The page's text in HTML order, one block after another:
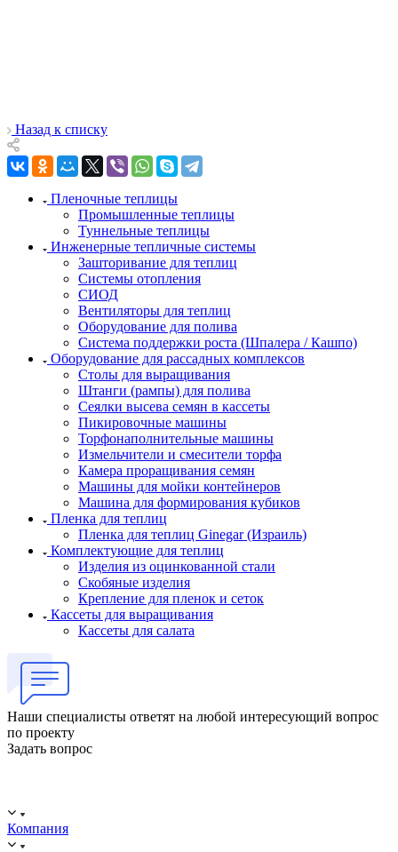
Назад к списку
Пленочные теплицы
Промышленные теплицы
Туннельные теплицы
Инженерные тепличные системы
Зашторивание для теплиц
Системы отопления
СИОД
Вентиляторы для теплиц
Оборудование для полива
Система поддержки роста (Шпалера / Кашпо)
Оборудование для рассадных комплексов
Столы для выращивания
Штанги (рампы) для полива
Сеялки высева семян в кассеты
Пикировочные машины
Торфонаполнительные машины
Измельчители и смесители торфа
Камера проращивания семян
Машины для мойки контейнеров
Машина для формирования кубиков
Пленка для теплиц
Пленка для теплиц Ginegar (Израиль)
Комплектующие для теплиц
Изделия из оцинкованной стали
Скобяные изделия
Крепление для пленок и сеток
Кассеты для выращивания
Кассеты для салата
Наши специалисты ответят на любой интересующий вопрос
по проекту
Задать вопрос
Компания